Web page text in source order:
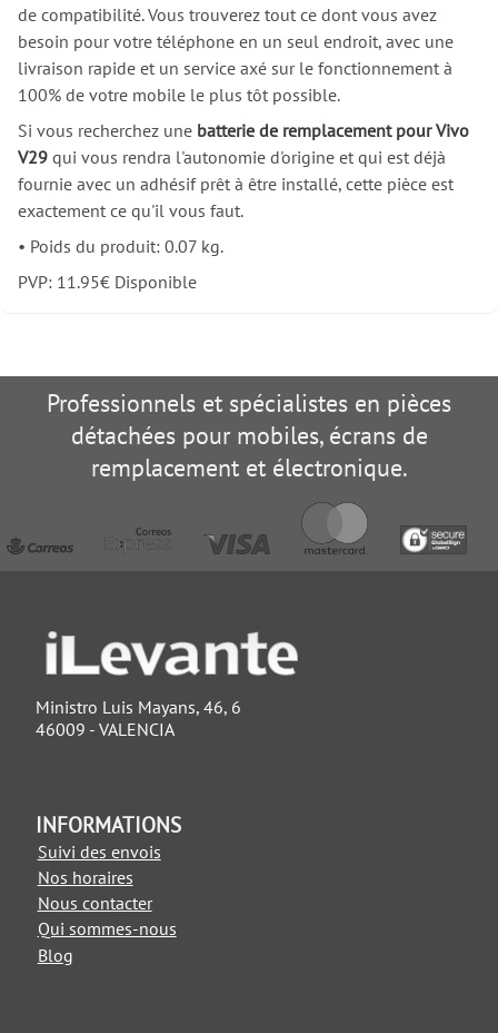
de compatibilité. Vous trouverez tout ce dont vous avez
besoin pour votre téléphone en un seul endroit, avec une
livraison rapide et un service axé sur le fonctionnement à
100% de votre mobile le plus tôt possible.
Si vous recherchez une batterie de remplacement pour Vivo
V29 qui vous rendra l'autonomie d'origine et qui est déjà
fournie avec un adhésif prêt à être installé, cette pièce est
exactement ce qu'il vous faut.
• Poids du produit: 0.07 kg.
PVP: 11.95€ Disponible
Professionnels et spécialistes en pièces
détachées pour mobiles, écrans de
remplacement et électronique.
Ministro Luis Mayans, 46, 6
46009 - VALENCIA
INFORMATIONS
Suivi des envois
Nos horaires
Nous contacter
Qui sommes-nous
Blog